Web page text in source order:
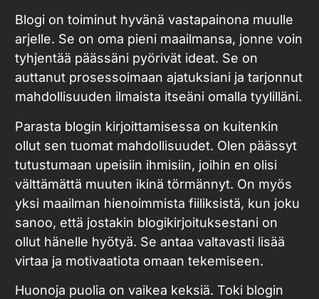
Blogi on toiminut hyvänä vastapainona muulle
arjelle. Se on oma pieni maailmansa, jonne voin
tyhjentää päässäni pyörivät ideat. Se on
auttanut prosessoimaan ajatuksiani ja tarjonnut
mahdollisuuden ilmaista itseäni omalla tyylilläni.
Parasta blogin kirjoittamisessa on kuitenkin
ollut sen tuomat mahdollisuudet. Olen päässyt
tutustumaan upeisiin ihmisiin, joihin en olisi
välttämättä muuten ikinä törmännyt. On myös
yksi maailman hienoimmista fiiliksistä, kun joku
sanoo, että jostakin blogikirjoituksestani on
ollut hänelle hyötyä. Se antaa valtavasti lisää
virtaa ja motivaatiota omaan tekemiseen.
Huonoja puolia on vaikea keksiä. Toki blogin